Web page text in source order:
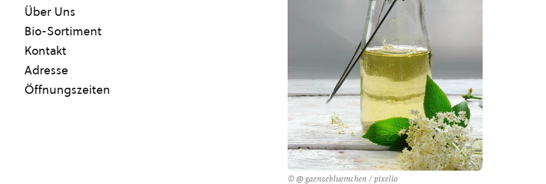
© @ gaensebluemchen / pixelio
Über Uns
Bio-Sortiment
Kontakt
Adresse
Öffnungszeiten